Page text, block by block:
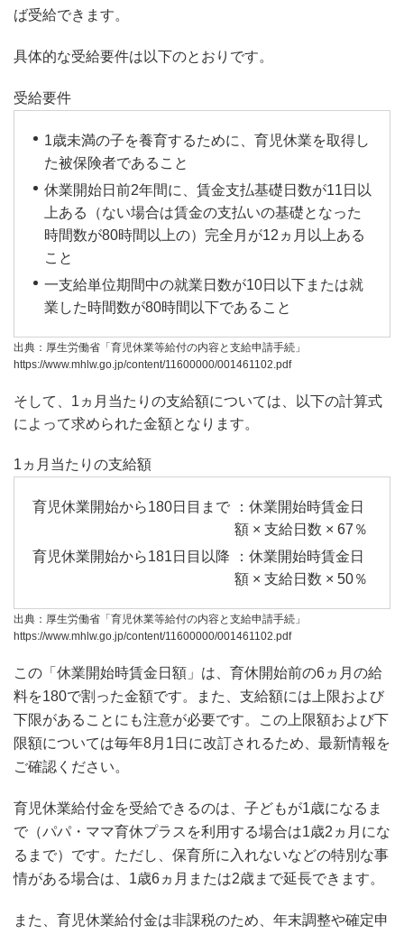
ば受給できます。
具体的な受給要件は以下のとおりです。
受給要件
1歳未満の子を養育するために、育児休業を取得し
た被保険者であること
休業開始日前2年間に、賃金支払基礎日数が11日以
上ある（ない場合は賃金の支払いの基礎となった
時間数が80時間以上の）完全月が12ヵ月以上ある
こと
一支給単位期間中の就業日数が10日以下または就
業した時間数が80時間以下であること
出典：厚生労働省「育児休業等給付の内容と支給申請手続」
https://www.mhlw.go.jp/content/11600000/001461102.pdf
そして、1ヵ月当たりの支給額については、以下の計算式
によって求められた金額となります。
1ヵ月当たりの支給額
：休業開始時賃金日
額 × 支給日数 × 67％
：休業開始時賃金日
額 × 支給日数 × 50％
出典：厚生労働省「育児休業等給付の内容と支給申請手続」
https://www.mhlw.go.jp/content/11600000/001461102.pdf
この「休業開始時賃金日額」は、育休開始前の6ヵ月の給
料を180で割った金額です。また、支給額には上限および
下限があることにも注意が必要です。この上限額および下
限額については毎年8月1日に改訂されるため、最新情報を
ご確認ください。
育児休業給付金を受給できるのは、子どもが1歳になるま
で（パパ・ママ育休プラスを利用する場合は1歳2ヵ月にな
るまで）です。ただし、保育所に入れないなどの特別な事
情がある場合は、1歳6ヵ月または2歳まで延長できます。
また、育児休業給付金は非課税のため、年末調整や確定申